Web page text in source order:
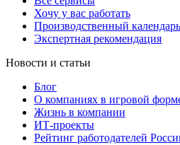
Хочу у вас работать
Производственный календарь
Экспертная рекомендация
Новости и статьи
Блог
О компаниях в игровой
Жизнь в компании
ИТ-проекты
Рейтинг работодателей